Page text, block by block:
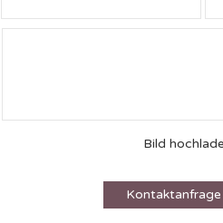
Bild